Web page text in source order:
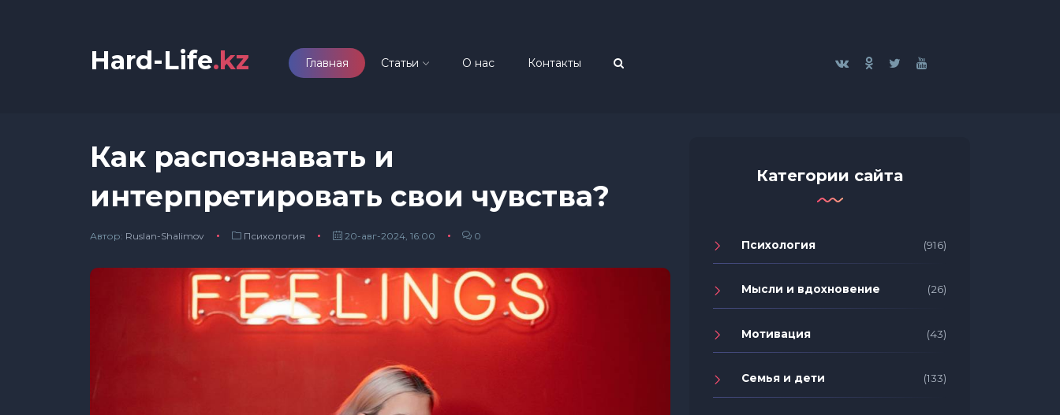
Hard-Life.kz Главная Статьи О нас Контакты
Как распознавать и
интерпретировать свои чувства?
Автор: Ruslan-Shalimov Психология 20-авг-2024, 16:00 0
Категории сайта
Психология (916)
Мысли и вдохновение (26)
Мотивация (43)
Семья и дети (133)